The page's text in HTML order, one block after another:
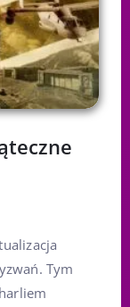
Tym